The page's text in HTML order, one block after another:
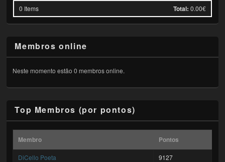
0 Items Total: 0.00€
Membros online
Neste momento estão 0 membros online.
Top Membros (por pontos)
Membro Pontos
DiCello Poeta
9127